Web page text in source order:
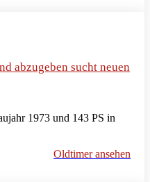
abzugeben sucht neuen
1973 und 143 PS in
Oldtimer ansehen